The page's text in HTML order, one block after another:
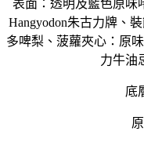
表面：透明及藍色原味
Hangyodon朱古力牌、
多啤梨、菠蘿夾心：原
力牛油
底